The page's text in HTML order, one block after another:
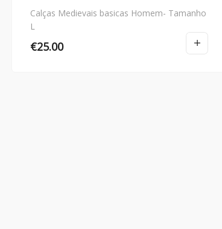
Calças Medievais basicas Homem- Tamanho
L
€25.00